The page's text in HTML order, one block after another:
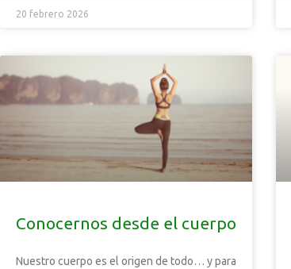
20 febrero 2026
Conocernos desde el cuerpo
Nuestro cuerpo es el origen de todo… y para